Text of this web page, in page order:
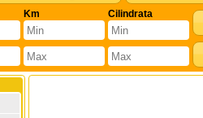
Km Cilindrata